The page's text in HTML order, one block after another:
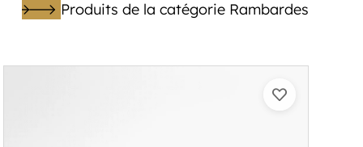
Produits de la catégorie Rambardes